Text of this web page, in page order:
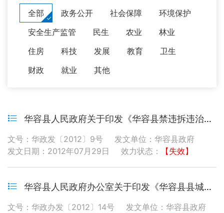
全部 政务公开 社会保障
环境保护
安全生产监管
民生 农业
林业
住房
科技 发展 教育
卫生
财政
就业 其他
华容县人民政府关于印发《华容县禁违拆违治违管理暂行办法》的通知
文号：华政发〔2012〕9号
发文单位：华容县政府
发文日期：2012年07月29日
效力状态： 【失效】
华容县人民政府办公室关于印发《华容县县城规划区内被征地农民安置办法》的通知
文号：华政办发〔2012〕14号
发文单位：华容县政府